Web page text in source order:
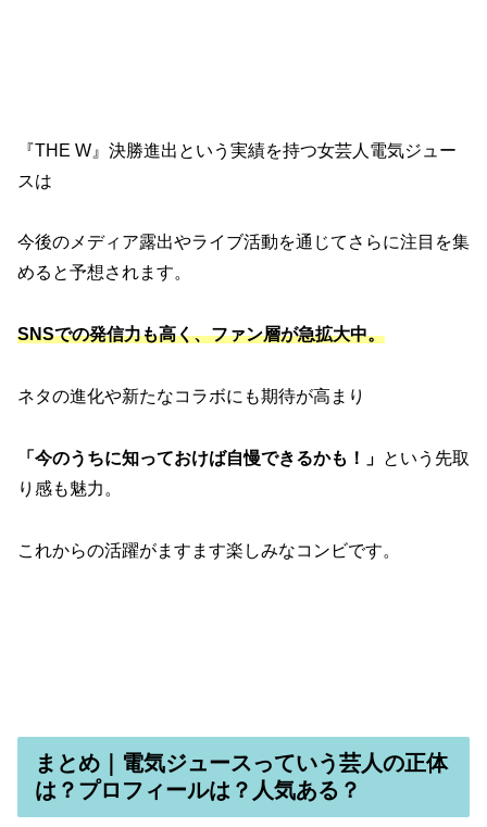
『THE W』決勝進出という実績を持つ女芸人電気ジュー
スは
今後のメディア露出やライブ活動を通じてさらに注目を集
めると予想されます。
SNSでの発信力も高く、ファン層が急拡大中。
ネタの進化や新たなコラボにも期待が高まり
「今のうちに知っておけば自慢できるかも！」 という先取
り感も魅力。
これからの活躍がますます楽しみなコンビです。
まとめ｜電気ジュースっていう芸人の正体
は？プロフィールは？人気ある？